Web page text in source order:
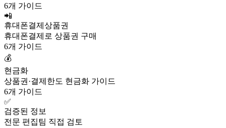
6개 가이드
📲
휴대폰결제상품권
휴대폰결제로 상품권 구매
6개 가이드
💰
현금화
상품권·결제한도 현금화 가이드
6개 가이드
✅
검증된 정보
전문 편집팀 직접 검토